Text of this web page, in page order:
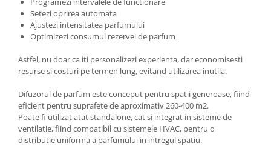
Setezi oprirea automata
Ajustezi intensitatea parfumului
Optimizezi consumul rezervei de parfum
Astfel, nu doar ca iti personalizezi experienta, dar economisesti
resurse si costuri pe termen lung, evitand utilizarea inutila.
Difuzorul de parfum este conceput pentru spatii generoase, fiind
eficient pentru suprafete de aproximativ 260-400 m2.
Poate fi utilizat atat standalone, cat si integrat in sisteme de
ventilatie, fiind compatibil cu sistemele HVAC, pentru o
distributie uniforma a parfumului in intregul spatiu.